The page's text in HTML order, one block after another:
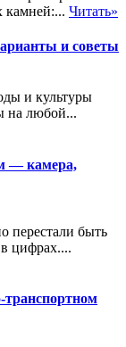
камней:... Читать»
и советы
и культуры
на любой...
— камера,
перестали быть
цифрах....
транспортном